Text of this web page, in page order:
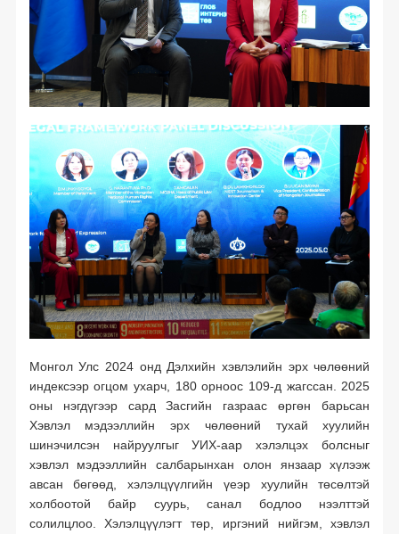
Монгол Улс 2024 онд Дэлхийн хэвлэлийн эрх чөлөөний
индексээр огцом ухарч, 180 орноос 109-д жагссан. 2025
оны нэгдүгээр сард Засгийн газраас өргөн барьсан
Хэвлэл мэдээллийн эрх чөлөөний тухай хуулийн
шинэчилсэн найруулгыг УИХ-аар хэлэлцэх болсныг
хэвлэл мэдээллийн салбарынхан олон янзаар хүлээж
авсан бөгөөд, хэлэлцүүлгийн үеэр хуулийн төсөлтэй
холбоотой байр суурь, санал бодлоо нээлттэй
солилцлоо. Хэлэлцүүлэгт төр, иргэний нийгэм, хэвлэл